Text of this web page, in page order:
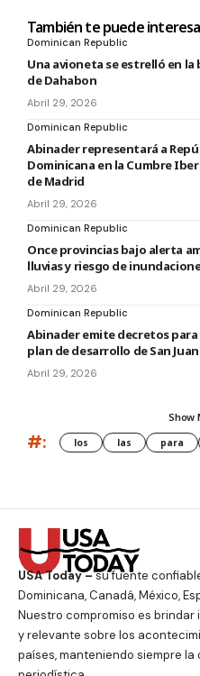
También te puede
Dominican Republic
Una avioneta se estrelló en la
de Dahabon
Abril 29, 2026
Dominican Republic
Abinader representará a
Dominicana en la Cumbre
de Madrid
Abril 29, 2026
Dominican Republic
Once provincias bajo alerta
lluvias y riesgo de
Abril 29, 2026
Dominican Republic
Abinader emite decretos
plan de desarrollo de San Juan
Abril 29, 2026
Show
#: los las para
USA Today –su fuente
Dominicana, Canadá, México,
Nuestro compromiso es
y relevante sobre los
países, manteniendo siempre